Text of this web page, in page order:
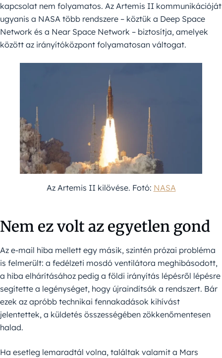
kapcsolat nem folyamatos. Az Artemis II kommunikációját
ugyanis a NASA több rendszere – köztük a Deep Space
Network és a Near Space Network – biztosítja, amelyek
között az irányítóközpont folyamatosan váltogat.
Az Artemis II kilövése. Fotó: NASA
Nem ez volt az egyetlen gond
Az e-mail hiba mellett egy másik, szintén prózai probléma
is felmerült: a fedélzeti mosdó ventilátora meghibásodott,
a hiba elhárításához pedig a földi irányítás lépésről lépésre
segítette a legénységet, hogy újraindítsák a rendszert. Bár
ezek az apróbb technikai fennakadások kihívást
jelentettek, a küldetés összességében zökkenőmentesen
halad.
Ha esetleg lemaradtál volna, találtak valamit a Mars